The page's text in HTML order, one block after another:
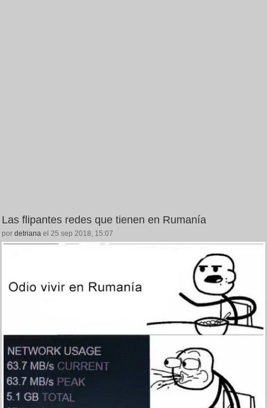
Las flipantes redes que tienen en Rumanía
por detriana el 25 sep 2018, 15:07